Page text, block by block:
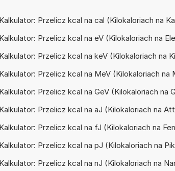
Kalkulator: Przelicz kcal na cal (Kilokaloriach na
Kalkulator: Przelicz kcal na eV (Kilokaloriach na
Kalkulator: Przelicz kcal na keV (Kilokaloriach na
Kalkulator: Przelicz kcal na MeV (Kilokaloriach
Kalkulator: Przelicz kcal na GeV (Kilokaloriach na
Kalkulator: Przelicz kcal na aJ (Kilokaloriach na
Kalkulator: Przelicz kcal na fJ (Kilokaloriach na
Kalkulator: Przelicz kcal na pJ (Kilokaloriach na
Kalkulator: Przelicz kcal na nJ (Kilokaloriach na